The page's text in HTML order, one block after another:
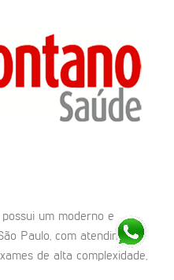
um moderno e
Paulo, com atendimento
de alta complexidade,